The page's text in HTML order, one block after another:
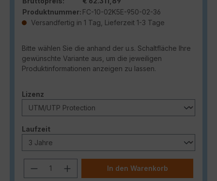
Produktnummer: FC-10-02K5E-950-02-36
Versandfertig in 1 Tag, Lieferzeit 1-3 Tage
Bitte wählen Sie die anhand der u.s. Schaltfläche Ihre
gewünschte Variante aus, um die jeweiligen
Produktinformationen anzeigen zu lassen.
Lizenz
Laufzeitauswählen
Produkt Anzahl: Gib den
In den Warenkorb